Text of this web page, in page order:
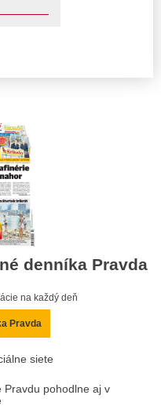
denníka Pravda
na každý deň
Pravda
siete
Pravdu pohodlne aj v